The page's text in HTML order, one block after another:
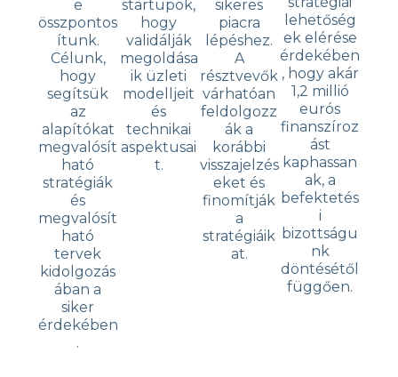
e
összpontos
ítunk.
Célunk,
hogy
segítsük
az
alapítókat
megvalósít
ható
stratégiák
és
megvalósít
ható
tervek
kidolgozás
ában a
siker
érdekében
.
startupok,
hogy
validálják
megoldása
ik üzleti
modelljeit
és
technikai
aspektusai
t.
sikeres
piacra
lépéshez.
A
résztvevők
várhatóan
feldolgozz
ák a
korábbi
visszajelzés
eket és
finomítják
a
stratégiáik
at.
lehetőség
ek elérése
érdekében
, hogy akár
1,2 millió
eurós
finanszíroz
ást
kaphassan
ak, a
befektetés
i
bizottságu
nk
döntésétől
függően.